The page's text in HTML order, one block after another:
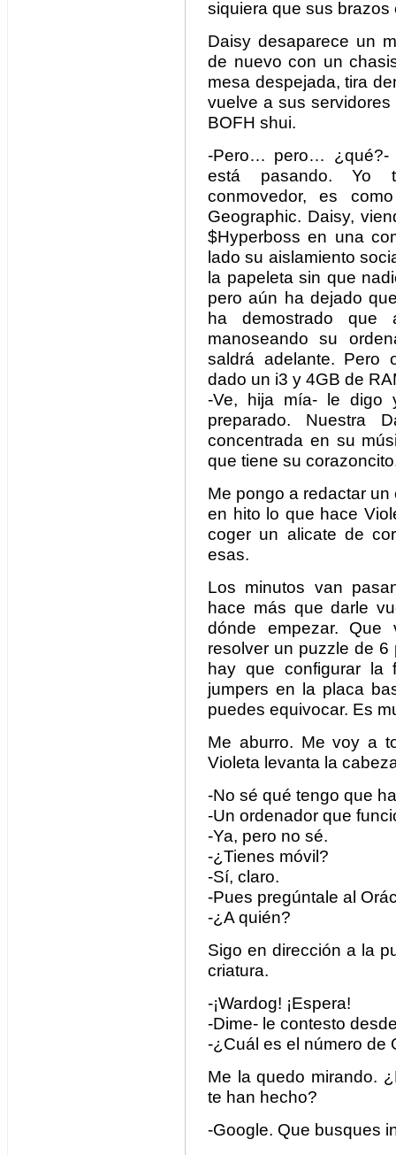
siquiera que sus
Daisy desaparece un
de nuevo con un
mesa despejada, tira
vuelve a sus
BOFH shui.
-Pero… pero… ¿qué?-
está pasando. Yo
conmovedor, es
Geographic. Daisy,
$Hyperboss en una
lado su aislamiento
la papeleta sin que
pero aún ha dejado
ha demostrado
manoseando su
saldrá adelante. Pero
dado un i3 y 4GB de
-Ve, hija mía- le digo
preparado. Nuestra
concentrada en su
que tiene su
Me pongo a redactar
en hito lo que hace
coger un alicate de
esas.
Los minutos van
hace más que darle
dónde empezar.
resolver un puzzle de
hay que configurar la
jumpers en la placa
puedes equivocar. Es
Me aburro. Me voy a
Violeta levanta la
-No sé qué tengo que
-Un ordenador que
-Ya, pero no sé.
-¿Tienes móvil?
-Sí, claro.
-Pues pregúntale al
-¿A quién?
Sigo en dirección a la
criatura.
-¡Wardog! ¡Espera!
-Dime- le contesto
-¿Cuál es el número de
Me la quedo mirando.
te han hecho?
-Google. Que busques